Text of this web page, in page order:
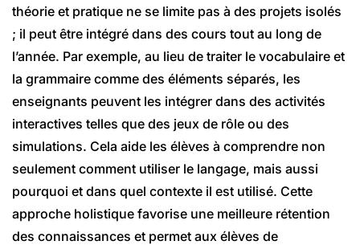
théorie et pratique ne se limite pas à des projets isolés
; il peut être intégré dans des cours tout au long de
l’année. Par exemple, au lieu de traiter le vocabulaire et
la grammaire comme des éléments séparés, les
enseignants peuvent les intégrer dans des activités
interactives telles que des jeux de rôle ou des
simulations. Cela aide les élèves à comprendre non
seulement comment utiliser le langage, mais aussi
pourquoi et dans quel contexte il est utilisé. Cette
approche holistique favorise une meilleure rétention
des connaissances et permet aux élèves de